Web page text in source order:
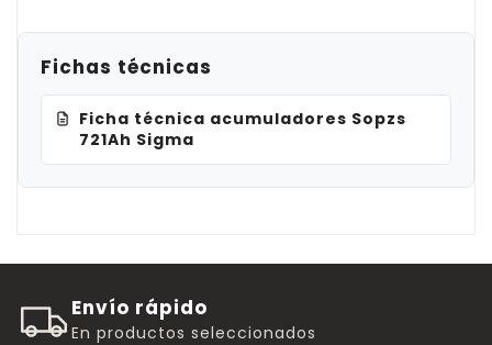
Fichas técnicas
Ficha técnica acumuladores Sopzs
721Ah Sigma
Envío rápido
En productos seleccionados